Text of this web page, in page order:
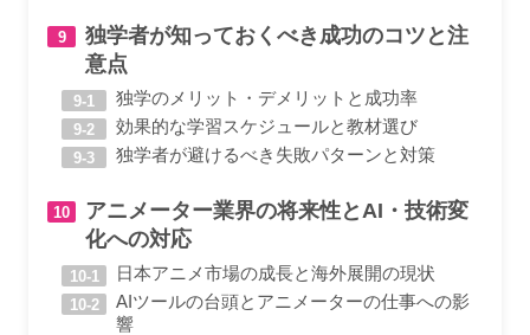
独学者が知っておくべき成功のコツと注
意点
独学のメリット・デメリットと成功率
効果的な学習スケジュールと教材選び
独学者が避けるべき失敗パターンと対策
アニメーター業界の将来性とAI・技術変
化への対応
日本アニメ市場の成長と海外展開の現状
AIツールの台頭とアニメーターの仕事への影
響